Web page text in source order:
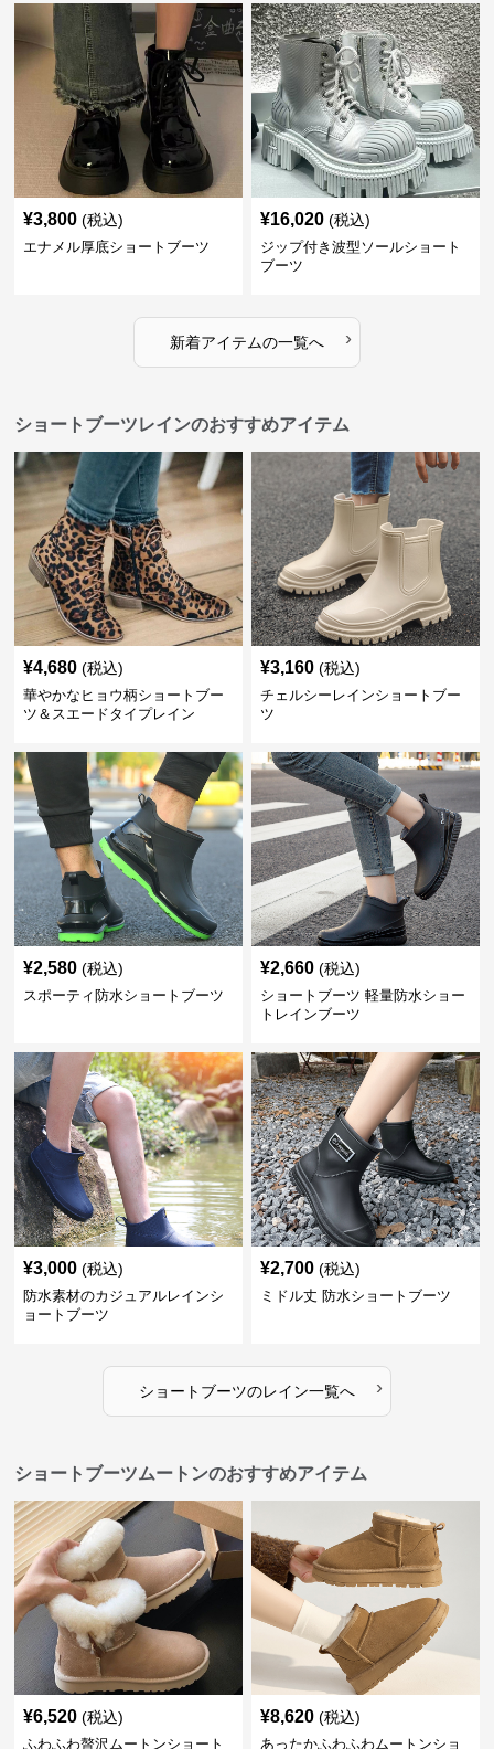
¥3,800 (税込)
エナメル厚底ショートブーツ
¥16,020 (税込)
ジップ付き波型ソールショート
ブーツ
新着アイテムの一覧へ ›
ショートブーツレインのおすすめアイテム
¥4,680 (税込)
華やかなヒョウ柄ショートブー
ツ＆スエードタイプレイン
¥3,160 (税込)
チェルシーレインショートブー
ツ
¥2,580 (税込)
スポーティ防水ショートブーツ
¥2,660 (税込)
ショートブーツ 軽量防水ショー
トレインブーツ
¥3,000 (税込)
防水素材のカジュアルレインシ
ョートブーツ
¥2,700 (税込)
ミドル丈 防水ショートブーツ
ショートブーツのレイン一覧へ ›
ショートブーツムートンのおすすめアイテム
¥6,520 (税込)
ふわふわ贅沢ムートンショート
¥8,620 (税込)
あったかふわふわムートンショ